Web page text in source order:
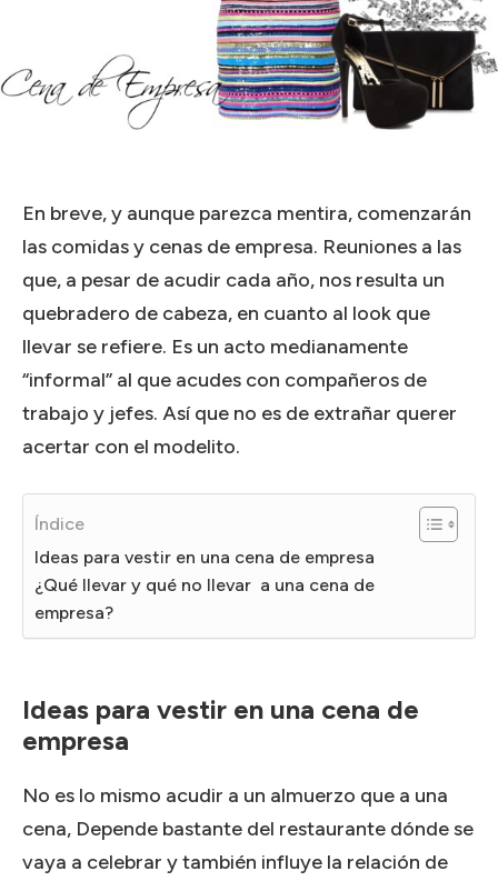
En breve, y aunque parezca mentira, comenzarán
las comidas y cenas de empresa. Reuniones a las
que, a pesar de acudir cada año, nos resulta un
quebradero de cabeza, en cuanto al look que
llevar se refiere. Es un acto medianamente
“informal” al que acudes con compañeros de
trabajo y jefes. Así que no es de extrañar querer
acertar con el modelito.
Índice
Ideas para vestir en una cena de empresa
¿Qué llevar y qué no llevar a una cena de
empresa?
Ideas para vestir en una cena de
empresa
No es lo mismo acudir a un almuerzo que a una
cena, Depende bastante del restaurante dónde se
vaya a celebrar y también influye la relación de